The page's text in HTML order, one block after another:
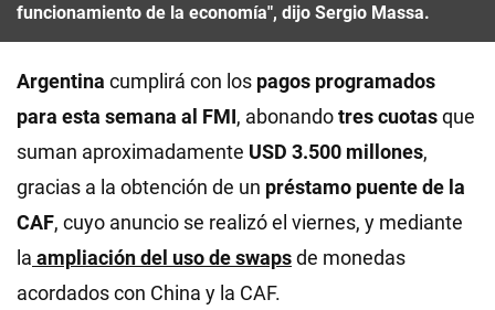
funcionamiento de la economía", dijo Sergio Massa.
Argentina cumplirá con los pagos programados
para esta semana al FMI, abonandotres cuotasque
suman aproximadamente USD 3.500 millones,
gracias a la obtención de un préstamo puente de la
CAF, cuyo anuncio se realizó el viernes, y mediante
la ampliación del uso de swapsde monedas
acordados con China y la CAF.